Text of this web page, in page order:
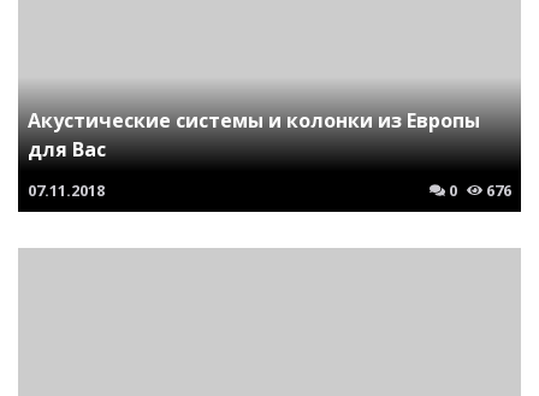
Акустические системы и колонки из Европы
для Вас
07.11.2018 0 676